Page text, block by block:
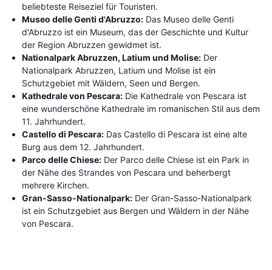
beliebteste Reiseziel für Touristen.
Museo delle Genti d'Abruzzo: Das Museo delle Genti
d'Abruzzo ist ein Museum, das der Geschichte und Kultur
der Region Abruzzen gewidmet ist.
Nationalpark Abruzzen, Latium und Molise: Der
Nationalpark Abruzzen, Latium und Molise ist ein
Schutzgebiet mit Wäldern, Seen und Bergen.
Kathedrale von Pescara: Die Kathedrale von Pescara ist
eine wunderschöne Kathedrale im romanischen Stil aus dem
11. Jahrhundert.
Castello di Pescara: Das Castello di Pescara ist eine alte
Burg aus dem 12. Jahrhundert.
Parco delle Chiese: Der Parco delle Chiese ist ein Park in
der Nähe des Strandes von Pescara und beherbergt
mehrere Kirchen.
Gran-Sasso-Nationalpark: Der Gran-Sasso-Nationalpark
ist ein Schutzgebiet aus Bergen und Wäldern in der Nähe
von Pescara.